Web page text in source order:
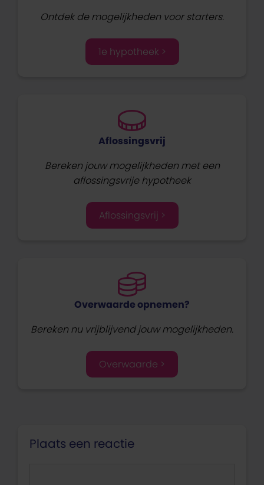
Ontdek de mogelijkheden voor starters.
1e hypotheek >
Aflossingsvrij
Bereken jouw mogelijkheden met een
aflossingsvrije hypotheek
Aflossingsvrij >
Overwaarde opnemen?
Bereken nu vrijblijvend jouw mogelijkheden.
Overwaarde >
Plaats een reactie